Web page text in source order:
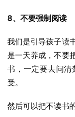
8、不要强制阅读
我们是引导孩子读
是一天养成，不要
书，一定要去问
受。
然后可以把不读书